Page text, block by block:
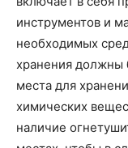
инструментов и
необходимых
хранения должны
места для
химических
наличие